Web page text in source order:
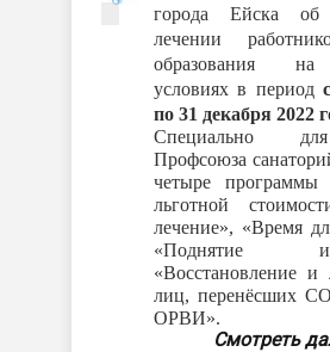
города Ейска
лечении
образования
условиях в период
по 31 декабря 2022
Специально
Профсоюза
четыре программы
льготной
лечение», «Время
«Поднятие
«Восстановление и
лиц, перенёсших
ОРВИ».
Смотреть